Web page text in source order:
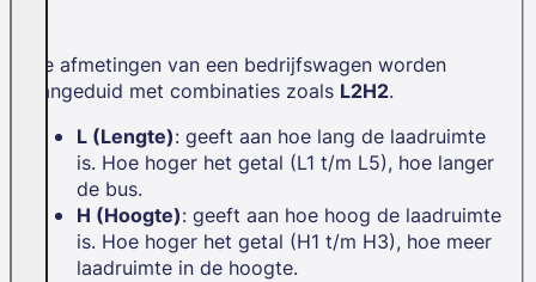
De afmetingen van een bedrijfswagen worden
aangeduid met combinaties zoals L2H2.
L (Lengte): geeft aan hoe lang de laadruimte
is. Hoe hoger het getal (L1 t/m L5), hoe langer
de bus.
H (Hoogte): geeft aan hoe hoog de laadruimte
is. Hoe hoger het getal (H1 t/m H3), hoe meer
laadruimte in de hoogte.